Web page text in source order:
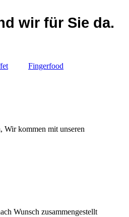
wir für Sie da.
Fingerfood
Wir kommen mit unseren
Wunsch zusammengestellt